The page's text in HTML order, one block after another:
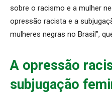
sobre o racismo e a mulher
opressão racista e a
mulheres negras no Brasil”,
A opressão
subjugação